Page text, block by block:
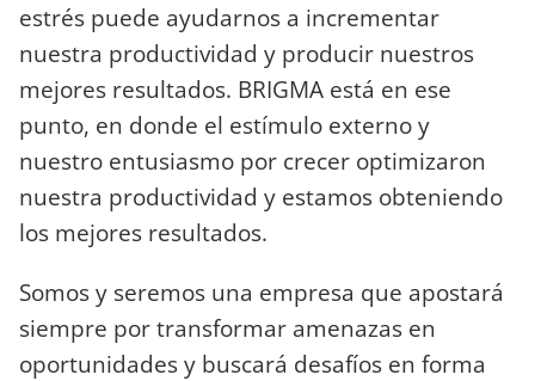
estrés puede ayudarnos a incrementar
nuestra productividad y producir nuestros
mejores resultados. BRIGMA está en ese
punto, en donde el estímulo externo y
nuestro entusiasmo por crecer optimizaron
nuestra productividad y estamos obteniendo
los mejores resultados.
Somos y seremos una empresa que apostará
siempre por transformar amenazas en
oportunidades y buscará desafíos en forma